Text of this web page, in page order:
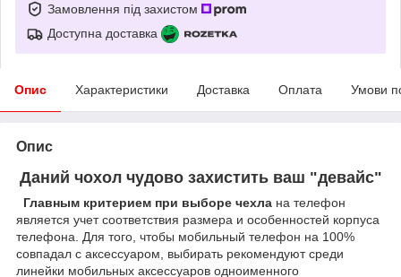
Замовлення під захистом
Доступна доставка
Опис Характеристики Доставка Оплата Умови
Опис
Даний чохол чудово захистить ваш "девайс"
Главным критерием при выборе чехла на телефон
является учет соответствия размера и особенностей корпуса
телефона. Для того, чтобы мобильный телефон на 100%
совпадал с аксессуаром, выбирать рекомендуют среди
линейки мобильных аксессуаров одноименного